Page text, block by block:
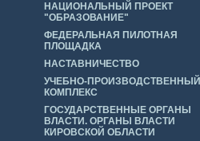
НАЦИОНАЛЬНЫЙ ПРОЕКТ
"ОБРАЗОВАНИЕ"
ФЕДЕРАЛЬНАЯ ПИЛОТНАЯ
ПЛОЩАДКА
НАСТАВНИЧЕСТВО
УЧЕБНО-ПРОИЗВОДСТВЕННЫЙ
КОМПЛЕКС
ГОСУДАРСТВЕННЫЕ ОРГАНЫ
ВЛАСТИ. ОРГАНЫ ВЛАСТИ
КИРОВСКОЙ ОБЛАСТИ